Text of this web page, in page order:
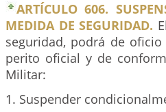
ARTÍCULO 606.
MEDIDA DE SEGURIDAD.
seguridad, podrá de
perito oficial y de
Militar:
1. Suspender